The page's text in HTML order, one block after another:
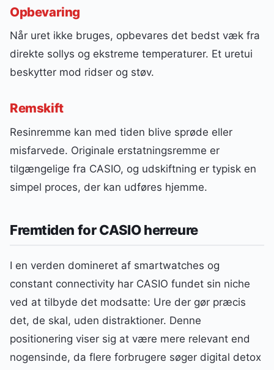
Opbevaring
Når uret ikke bruges, opbevares det bedst væk fra
direkte sollys og ekstreme temperaturer. Et uretui
beskytter mod ridser og støv.
Remskift
Resinremme kan med tiden blive sprøde eller
misfarvede. Originale erstatningsremme er
tilgængelige fra CASIO, og udskiftning er typisk en
simpel proces, der kan udføres hjemme.
Fremtiden for CASIO herreure
I en verden domineret af smartwatches og
constant connectivity har CASIO fundet sin niche
ved at tilbyde det modsatte: Ure der gør præcis
det, de skal, uden distraktioner. Denne
positionering viser sig at være mere relevant end
nogensinde, da flere forbrugere søger digital detox